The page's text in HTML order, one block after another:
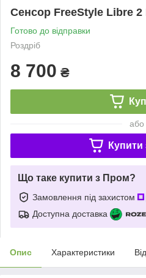
Сенсор FreeStyle Libre 2
Готово до відправки
Роздріб
8 700 ₴
або
Купити
Що таке купити з Пром?
Замовлення під захистом
Доступна доставка
Опис Характеристики